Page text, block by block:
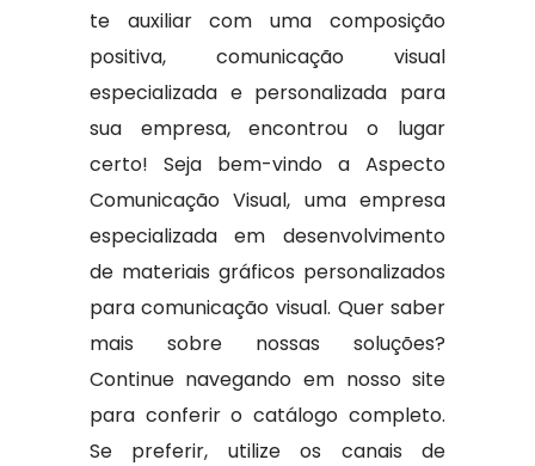
te auxiliar com uma composição
positiva, comunicação visual
especializada e personalizada para
sua empresa, encontrou o lugar
certo! Seja bem-vindo a Aspecto
Comunicação Visual, uma empresa
especializada em desenvolvimento
de materiais gráficos personalizados
para comunicação visual. Quer saber
mais sobre nossas soluções?
Continue navegando em nosso site
para conferir o catálogo completo.
Se preferir, utilize os canais de